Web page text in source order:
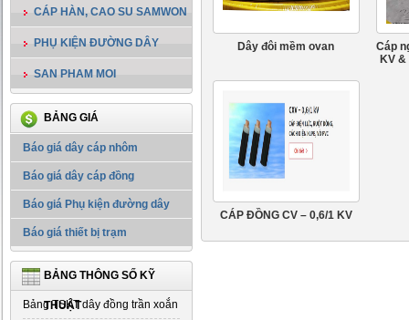
CÁP HÀN, CAO SU SAMWON
PHỤ KIỆN ĐƯỜNG DÂY
SAN PHAM MOI
BẢNG GIÁ
Báo giá dây cáp nhôm
Báo giá dây cáp đồng
Báo giá Phụ kiện đường dây
Báo giá thiết bị trạm
BẢNG THÔNG SỐ KỸ
THUẬT
Bảng TSKT dây đồng trần xoắn
Dây đôi mềm ovan
Cáp
KV &
CÁP ĐỒNG CV – 0,6/1 KV